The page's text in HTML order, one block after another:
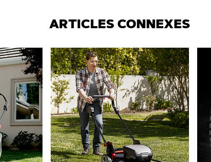
ARTICLES CONNEXES